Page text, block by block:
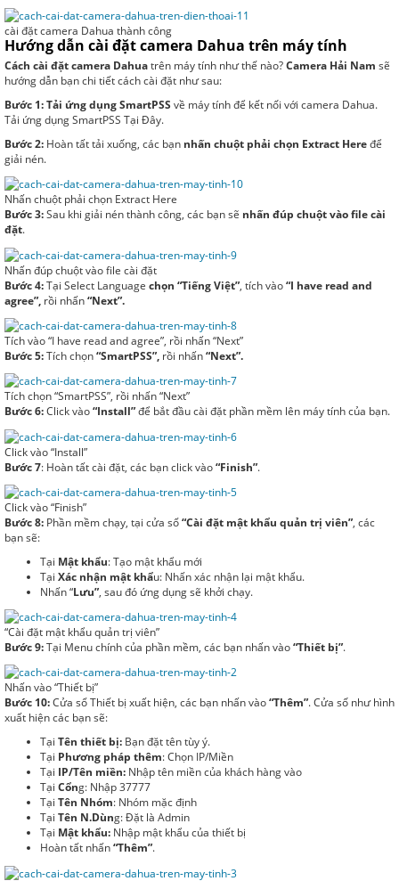
cài đặt camera Dahua thành công
Hướng dẫn cài đặt camera Dahua trên máy tính
Cách cài đặt camera Dahuatrên máy tính như thế nào?Camera Hải Nam sẽ
hướng dẫn bạn chi tiết cách cài đặt như sau:
Bước 1: Tải ứng dụng SmartPSS về máy tính để kết nối với camera Dahua.
Tải ứng dụng SmartPSS Tại Đây.
Bước 2: Hoàn tất tải xuống, các bạn nhấn chuột phải chọn Extract Heređể
giải nén.
Nhấn chuột phải chọn Extract Here
Bước 3:Sau khi giải nén thành công, các bạn sẽ nhấn đúp chuột vào file cài
đặt.
Nhấn đúp chuột vào file cài đặt
Bước 4:Tại Select Language chọn “Tiếng Việt”, tích vào“I have read and
agree”, rồi nhấn“Next”.
Tích vào “I have read and agree”, rồi nhấn “Next”
Bước 5:Tích chọn“SmartPSS”, rồi nhấn“Next”.
Tích chọn “SmartPSS”, rồi nhấn “Next”
Bước 6:Click vào“Install”để bắt đầu cài đặt phần mềm lên máy tính của bạn.
Click vào “Install”
Bước 7: Hoàn tất cài đặt, các bạn click vào“Finish”.
Click vào “Finish”
Bước 8: Phần mềm chạy, tại cửa sổ“Cài đặt mật khẩu quản trị viên”, các
bạn sẽ:
Tại Mật khẩu: Tạo mật khẩu mới
Tại Xác nhận mật khẩu: Nhấn xác nhận lại mật khẩu.
Nhấn “Lưu”, sau đó ứng dụng sẽ khởi chạy.
“Cài đặt mật khẩu quản trị viên”
Bước 9:Tại Menu chính của phần mềm, các bạn nhấn vào“Thiết bị”.
Nhấn vào “Thiết bị”
Bước 10:Cửa sổ Thiết bị xuất hiện, các bạn nhấn vào“Thêm”. Cửa số như hình
xuất hiện các bạn sẽ:
Tại Tên thiết bị: Bạn đặt tên tùy ý.
Tại Phương pháp thêm: Chọn IP/Miền
Tại IP/Tên miền: Nhập tên miền của khách hàng vào
Tại Cổng: Nhập 37777
Tại Tên Nhóm: Nhóm mặc định
Tại Tên N.Dùng: Đặt là Admin
Tại Mật khẩu: Nhập mật khẩu của thiết bị
Hoàn tất nhấn“Thêm”.